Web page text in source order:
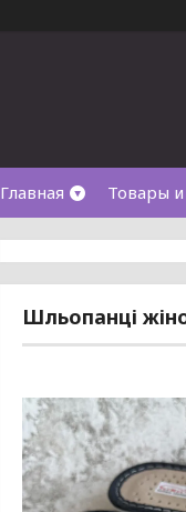
Главная Товары и
Шльопанці